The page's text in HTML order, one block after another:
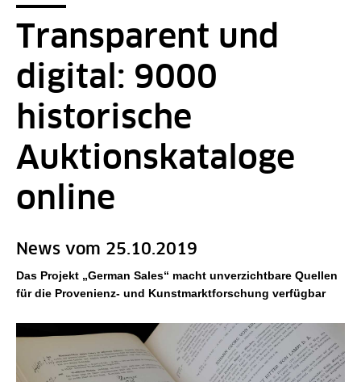
Transparent und
digital: 9000
historische
Auktionskataloge
online
News vom 25.10.2019
Das Projekt „German Sales“ macht unverzichtbare Quellen
für die Provenienz- und Kunstmarktforschung verfügbar